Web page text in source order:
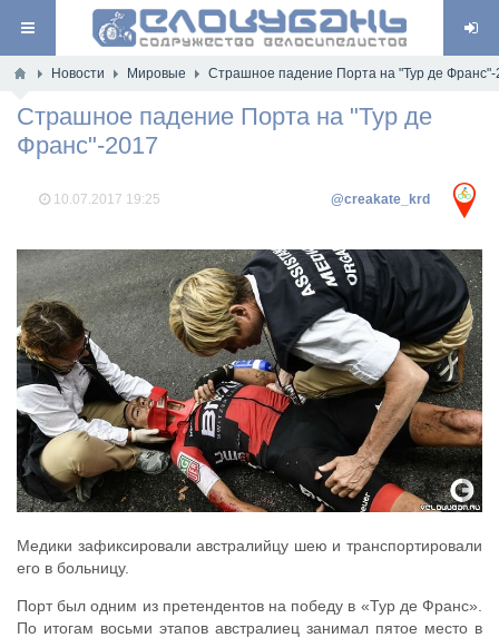
Новости Мировые Страшное падение Порта на "Тур де Франс"-
Страшное падение Порта на "Тур де
Франс"-2017
10.07.2017 19:25 @creakate_krd
Медики зафиксировали австралийцу шею и транспортировали
его в больницу.
Порт был одним из претендентов на победу в «Тур де Франс».
По итогам восьми этапов австралиец занимал пятое место в